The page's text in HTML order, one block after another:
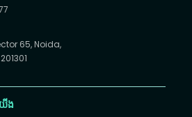
65, Noida,
ើង